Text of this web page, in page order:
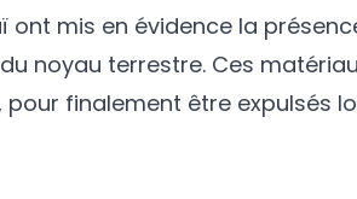
ont mis en évidence la
noyau terrestre. Ces
finalement être expulsés